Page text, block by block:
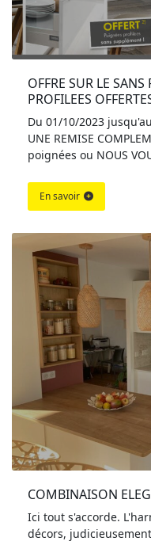
OFFRE SUR LE
PROFILEES
Du 01/10/2023
UNE REMISE
poignées ou NOUS
En savoir
COMBINAISON
Ici tout s'accorde.
décors,